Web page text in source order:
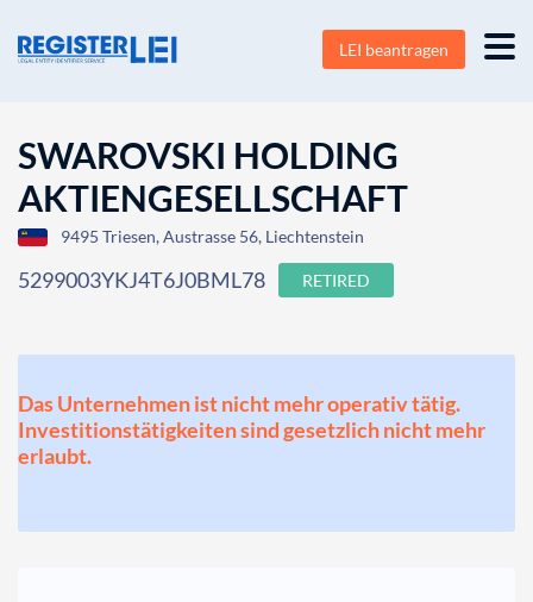
LEI beantragen
SWAROVSKI HOLDING
AKTIENGESELLSCHAFT
9495 Triesen, Austrasse 56, Liechtenstein
5299003YKJ4T6J0BML78 RETIRED
Das Unternehmen ist nicht mehr operativ tätig.
Investitionstätigkeiten sind gesetzlich nicht mehr
erlaubt.